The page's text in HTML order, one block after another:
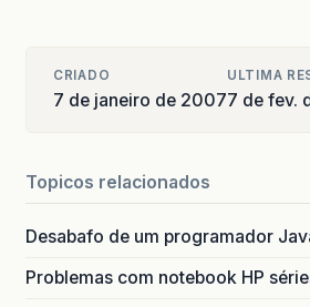
CRIADO
7 de janeiro de 2007
ULTIMA
7 de fev.
Topicos relacionados
Desabafo de um programador
Problemas com notebook HP